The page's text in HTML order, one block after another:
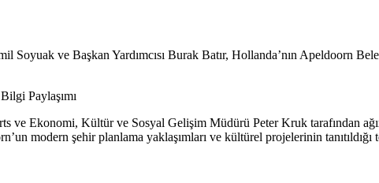
Soyuak ve Başkan Yardımcısı Burak Batır, Hollanda’nın Apeldoorn
Paylaşımı
ve Ekonomi, Kültür ve Sosyal Gelişim Müdürü Peter Kruk tarafından
modern şehir planlama yaklaşımları ve kültürel projelerinin tanıtıldığı